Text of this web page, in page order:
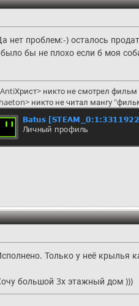
нет проблем:-) осталось
бы не плохо если б моя
никто не смотрел фильм
никто не читал мангу
Только у неё крылья
большой 3х этажный дом )))